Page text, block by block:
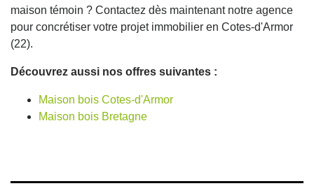
maison témoin ? Contactez dès maintenant notre agence
pour concrétiser votre projet immobilier en Cotes-d'Armor
(22).
Découvrez aussi nos offres suivantes :
Maison bois Cotes-d'Armor
Maison bois Bretagne